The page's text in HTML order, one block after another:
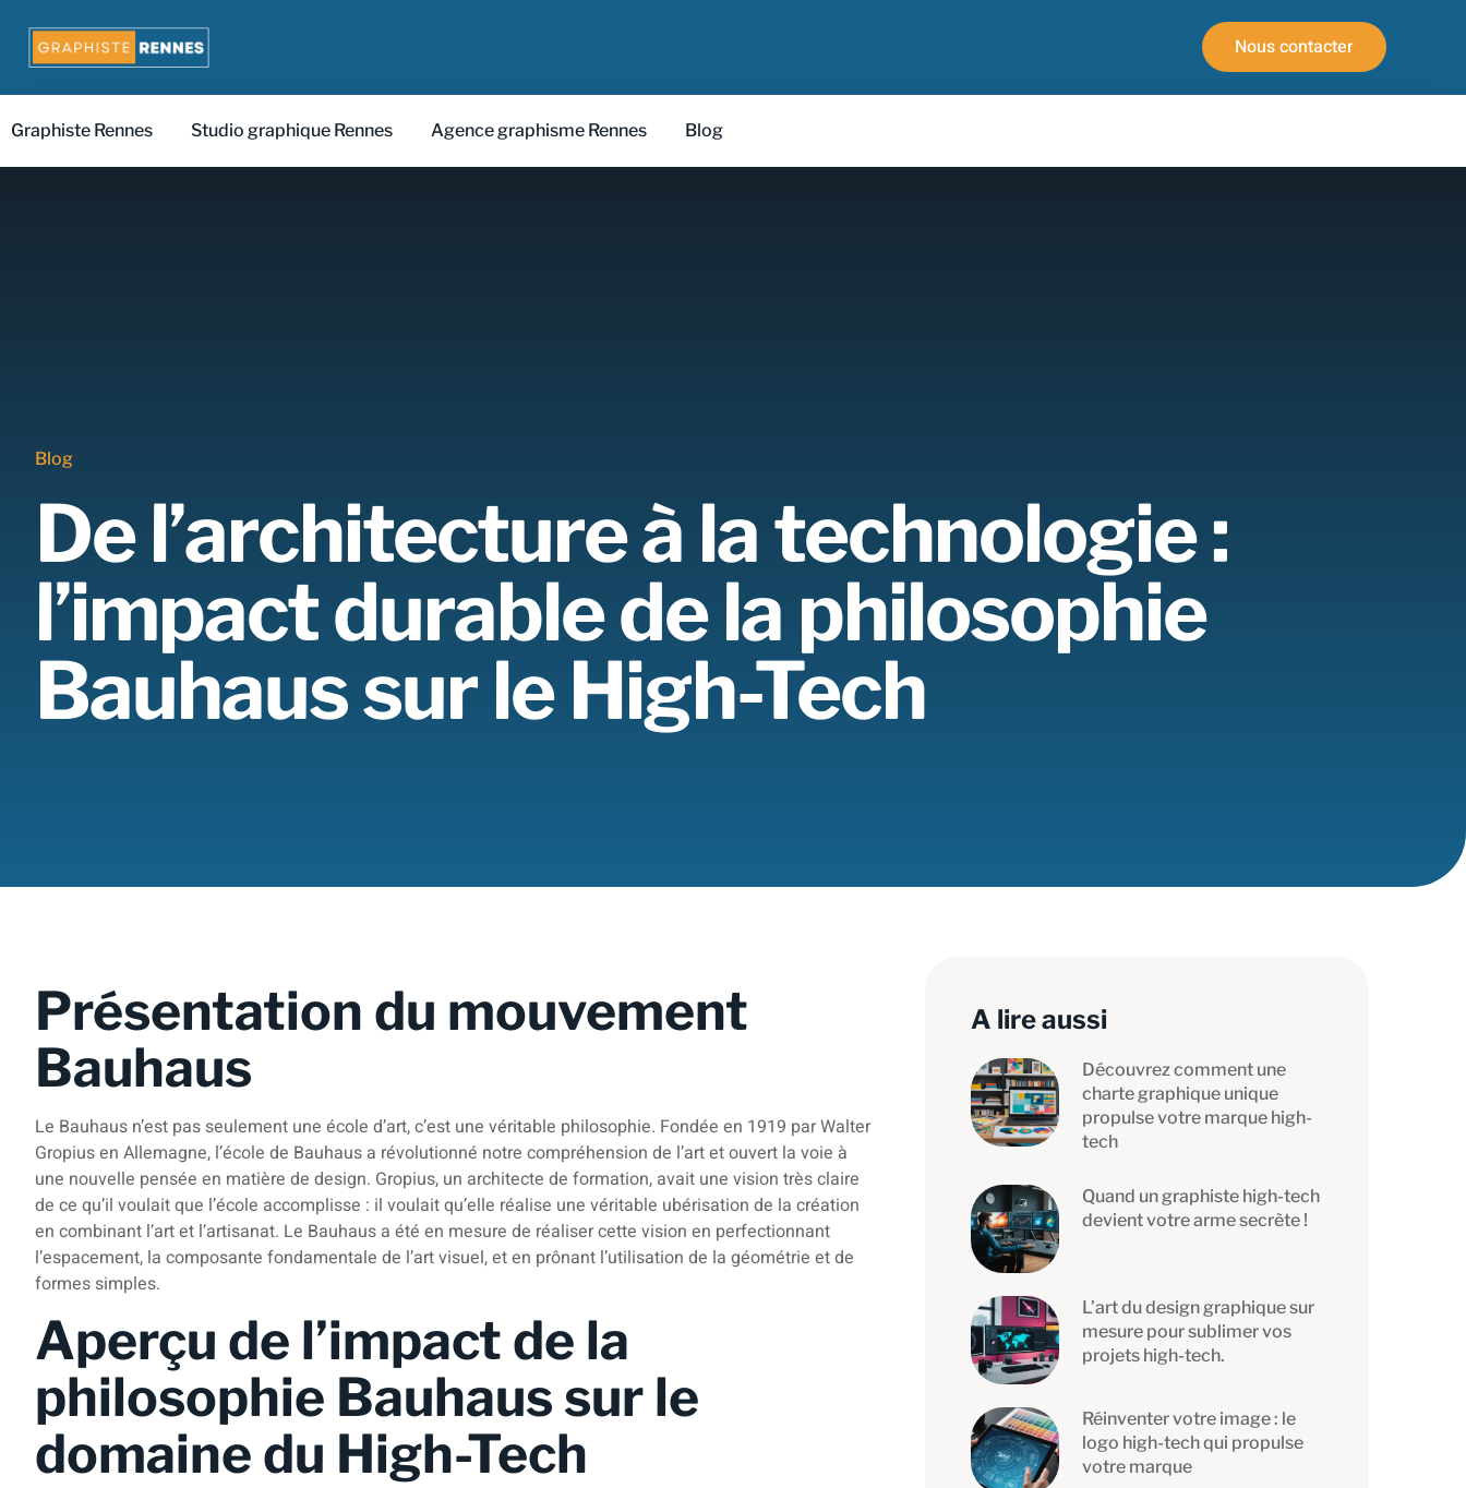
Nous contacter
Graphiste Rennes Studio graphique Rennes Agence graphisme Rennes Blog
Blog
De l’architecture à la technologie :
l’impact durable de la philosophie
Bauhaus sur le High-Tech
Présentation du mouvement
Bauhaus
Le Bauhaus n’est pas seulement une école d’art, c’est une véritable philosophie. Fondée en 1919 par Walter
Gropius en Allemagne, l’école de Bauhaus a révolutionné notre compréhension de l’art et ouvert la voie à
une nouvelle pensée en matière de design. Gropius, un architecte de formation, avait une vision très claire
de ce qu’il voulait que l’école accomplisse : il voulait qu’elle réalise une véritable ubérisation de la création
en combinant l’art et l’artisanat. Le Bauhaus a été en mesure de réaliser cette vision en perfectionnant
l’espacement, la composante fondamentale de l’art visuel, et en prônant l’utilisation de la géométrie et de
formes simples.
Aperçu de l’impact de la
philosophie Bauhaus sur le
domaine du High-Tech
A lire aussi
Découvrez comment une
charte graphique unique
propulse votre marque high-
tech
Quand un graphiste high-tech
devient votre arme secrète !
L’art du design graphique sur
mesure pour sublimer vos
projets high-tech.
Réinventer votre image : le
logo high-tech qui propulse
votre marque